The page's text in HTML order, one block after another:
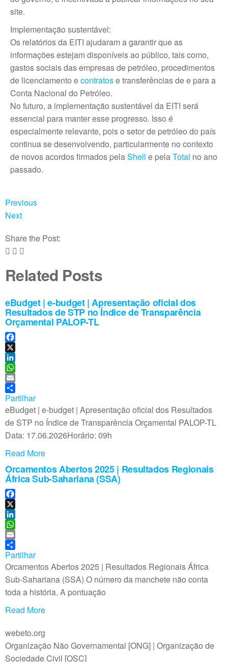
site.
Implementação sustentável:
Os relatórios da EITI ajudaram a garantir que as
informações estejam disponíveis ao público, tais como,
gastos sociais das empresas de petróleo, procedimentos
de licenciamento econtratose transferências de e para a
Conta Nacional do Petróleo.
No futuro, a implementação sustentável da EITI será
essencial para manter esse progresso. Isso é
especialmente relevante, pois o setor de petróleo do país
continua se desenvolvendo, particularmente no contexto
de novos acordos firmados pelaShell e pelaTotal no ano
passado.
Previous
Next
Share the Post:
Related Posts
eBudget | e-budget | Apresentação oficial dos
Resultados de STP no Índice de Transparência
Orçamental PALOP-TL
F
a
c
e
b
o
o
k
X
L
i
n
k
e
d
I
n
W
h
a
t
s
A
p
p
E
m
a
i
l
Partilhar
eBudget | e-budget | Apresentação oficial dos Resultados
de STP no Índice de Transparência Orçamental PALOP-TL
Data: 17.06.2026Horário: 09h
Read More
Orcamentos Abertos 2025 | Resultados Regionais
África Sub-Sahariana (SSA)
F
a
c
e
b
o
o
k
X
L
i
n
k
e
d
I
n
W
h
a
t
s
A
p
p
E
m
a
i
l
Partilhar
Orcamentos Abertos 2025 | Resultados Regionais África
Sub-Sahariana (SSA) O número da manchete não conta
toda a história. A pontuação
Read More
webeto.org
Organização Não Governamental [ONG] | Organização de
Sociedade Civil [OSC]